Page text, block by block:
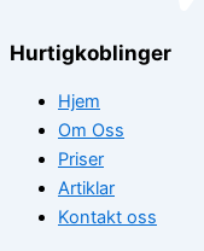
Hurtigkoblinger
Hjem
Om Oss
Priser
Artiklar
Kontakt oss